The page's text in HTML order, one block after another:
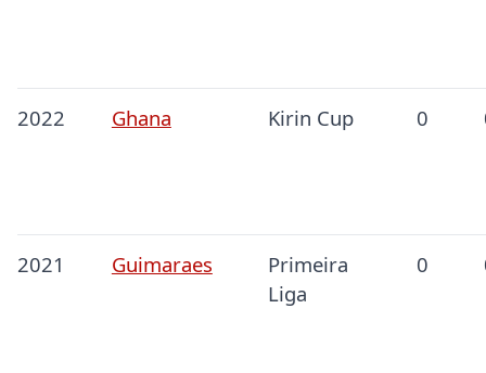
2022 Ghana Kirin Cup 0
2021 Guimaraes
Primeira
Liga
0